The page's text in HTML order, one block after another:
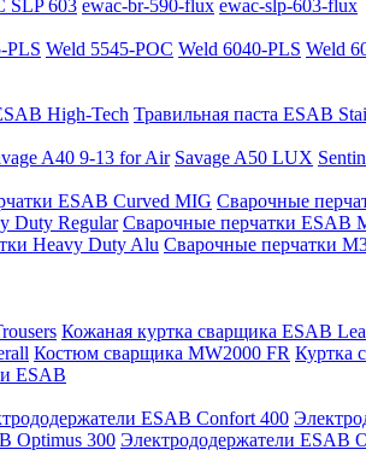
SLP 603 ewac-br-590-flux ewac-slp-603-flux
PLS Weld 5545-POC Weld 6040-PLS Weld
High-Tech Травильная паста ESAB
A40 9-13 for Air Savage A50 LUX
ESAB Curved MIG Сварочные
Duty Regular Сварочные перчатки ESAB
Heavy Duty Alu Сварочные перчатки
Кожаная куртка сварщика ESAB
Костюм сварщика MW2000 FR Куртка
ESAB
ESAB Confort 400
Optimus 300 Электрододержатели ESAB